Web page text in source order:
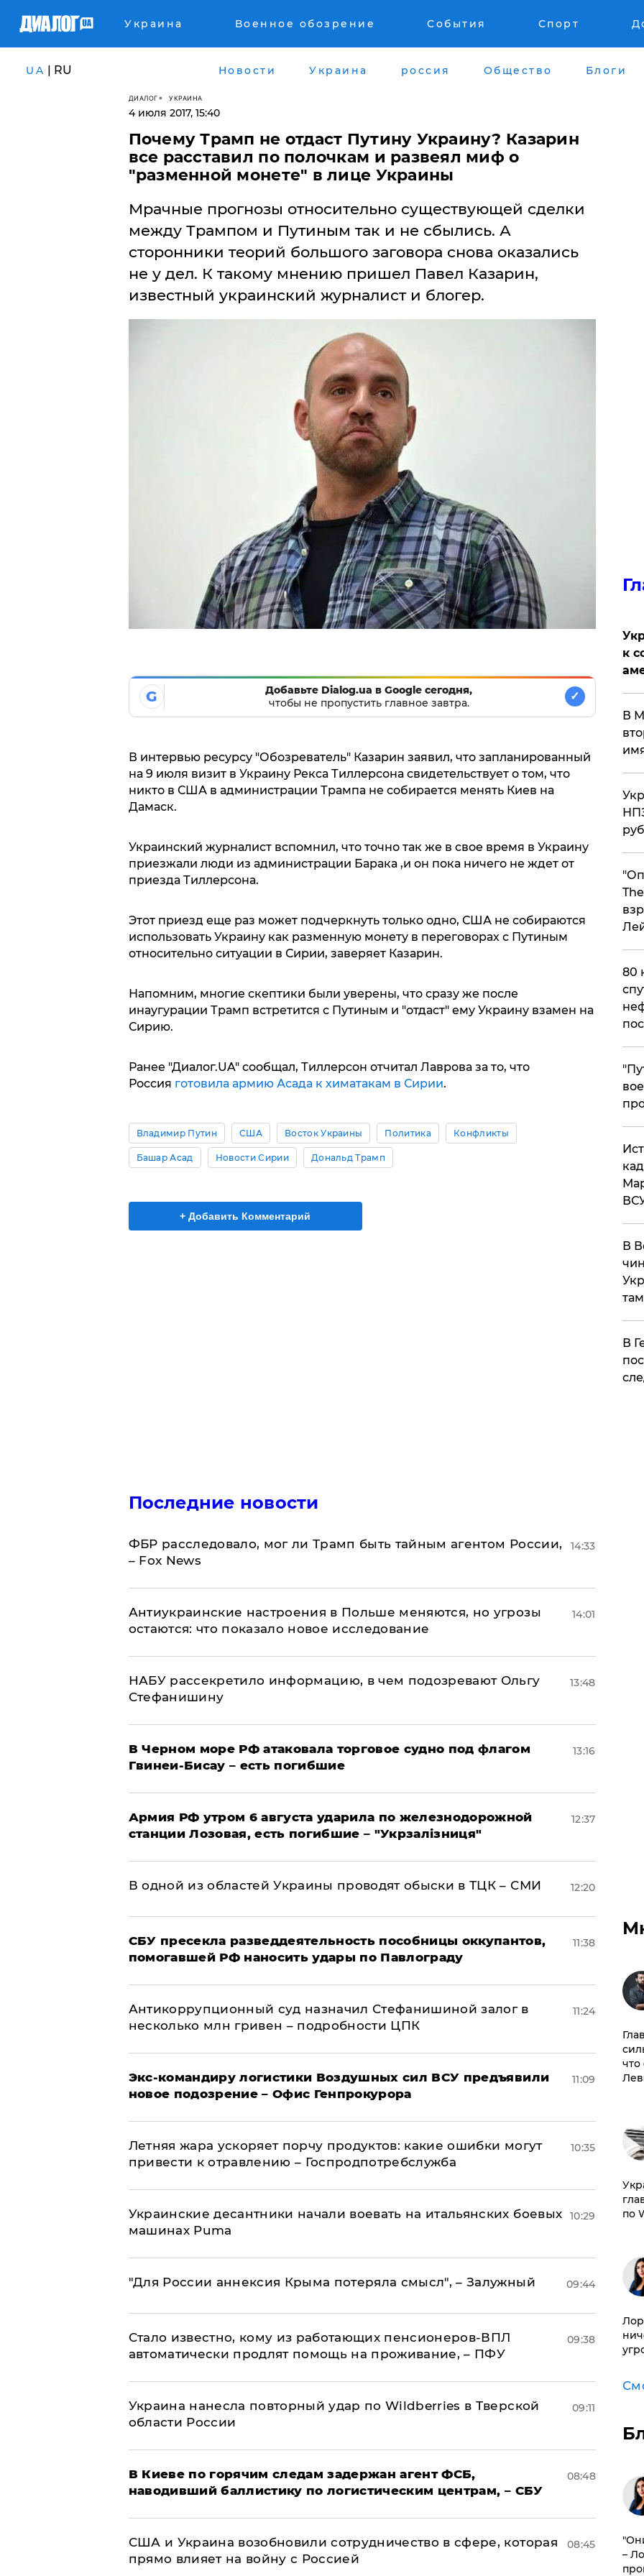
Украина Военное обозрение События Спорт
UA | RU Новости Украина россия Общество Блоги
ДИАЛОГ УКРАИНА
4 июля 2017, 15:40
​Почему Трамп не отдаст Путину Украину? Казарин
все расставил по полочкам и развеял миф о
"разменной монете" в лице Украины
Мрачные прогнозы относительно существующей сделки
между Трампом и Путиным так и не сбылись. А
сторонники теорий большого заговора снова оказались
не у дел. К такому мнению пришел Павел Казарин,
известный украинский журналист и блогер.
G
Добавьте Dialog.ua в Google сегодня,
чтобы не пропустить главное завтра.
✓
В интервью ресурсу "Обозреватель" Казарин заявил, что запланированный
на 9 июля визит в Украину Рекса Тиллерсона свидетельствует о том, что
никто в США в администрации Трампа не собирается менять Киев на
Дамаск.
Украинский журналист вспомнил, что точно так же в свое время в Украину
приезжали люди из администрации Барака ,и он пока ничего не ждет от
приезда Тиллерсона.
Этот приезд еще раз может подчеркнуть только одно, США не собираются
использовать Украину как разменную монету в переговорах с Путиным
относительно ситуации в Сирии, заверяет Казарин.
Напомним, многие скептики были уверены, что сразу же после
инаугурации Трамп встретится с Путиным и "отдаст" ему Украину взамен на
Сирию.
Ранее "Диалог.UA" сообщал, Тиллерсон отчитал Лаврова за то, что
Россия готовила армию Асада к химатакам в Сирии.
Владимир Путин США Восток Украины Политика Конфликты
Башар Асад Новости Сирии Дональд Трамп
+ Добавить Комментарий
Последние новости
ФБР расследовало, мог ли Трамп быть тайным агентом России,
– Fox News
14:33
Антиукраинские настроения в Польше меняются, но угрозы
остаются: что показало новое исследование
14:01
НАБУ рассекретило информацию, в чем подозревают Ольгу
Стефанишину
13:48
В Черном море РФ атаковала торговое судно под флагом
Гвинеи-Бисау – есть погибшие
13:16
Армия РФ утром 6 августа ударила по железнодорожной
станции Лозовая, есть погибшие – "Укрзалізниця"
12:37
В одной из областей Украины проводят обыски в ТЦК – СМИ 12:20
СБУ пресекла разведдеятельность пособницы оккупантов,
помогавшей РФ наносить удары по Павлограду
11:38
Антикоррупционный суд назначил Стефанишиной залог в
несколько млн гривен – подробности ЦПК
11:24
Экс-командиру логистики Воздушных сил ВСУ предъявили
новое подозрение – Офис Генпрокурора
11:09
Летняя жара ускоряет порчу продуктов: какие ошибки могут
привести к отравлению – Госпродпотребслужба
10:35
Украинские десантники начали воевать на итальянских боевых
машинах Puma
10:29
"Для России аннексия Крыма потеряла смысл", – Залужный 09:44
Стало известно, кому из работающих пенсионеров-ВПЛ
автоматически продлят помощь на проживание, – ПФУ
09:38
Украина нанесла повторный удар по Wildberries в Тверской
области России
09:11
В Киеве по горячим следам задержан агент ФСБ,
наводивший баллистику по логистическим центрам, – СБУ
08:48
США и Украина возобновили сотрудничество в сфере, которая
прямо влияет на войну с Россией
08:45
к
В
80
В
​В
что
по
–